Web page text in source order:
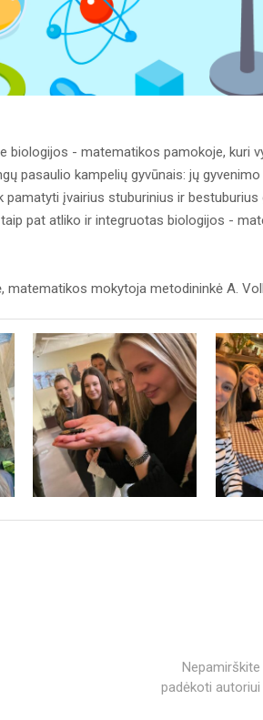
biologijos - matematikos pamokoje, kuri
pasaulio kampelių gyvūnais: jų
įvairius stuburinius ir bestuburius
pat atliko ir integruotas biologijos -
matematikos mokytoja metodininkė A.
Nepamirškite
padėkoti autoriui